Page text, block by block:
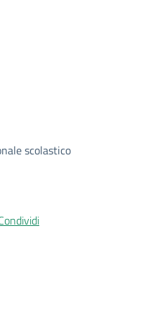
scolastico